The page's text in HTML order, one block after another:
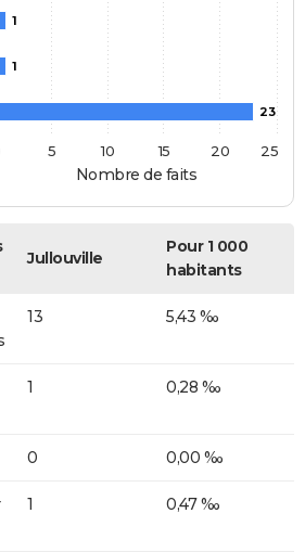
Nombre de faits
1
1
23
5 10 15 20 25
Jullouville
Pour 1 000
habitants
13 5,43 ‰
1 0,28 ‰
0 0,00 ‰
1 0,47 ‰